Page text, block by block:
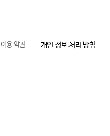
이용 약관 개인 정보 처리 방침